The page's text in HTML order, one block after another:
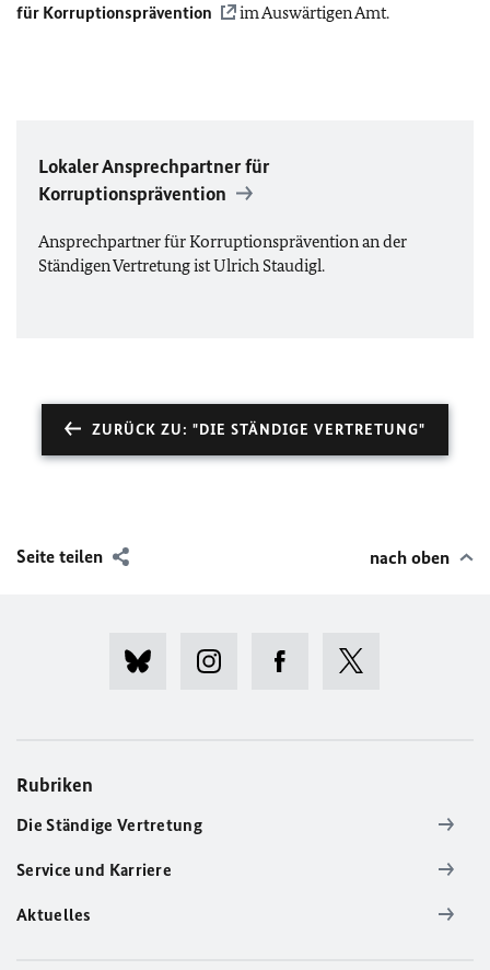
für Korruptionsprävention
im Auswärtigen Amt.
Lokaler Ansprechpartner für
Korruptionsprävention
Ansprechpartner für Korruptionsprävention an der
Ständigen Vertretung ist Ulrich Staudigl.
ZURÜCK ZU: "DIE STÄNDIGE VERTRETUNG"
Seite teilen nach oben
Rubriken
Die Ständige Vertretung
Service und Karriere
Aktuelles